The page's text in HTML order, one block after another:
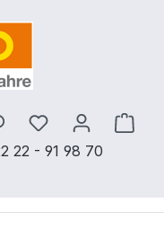
22 - 91 98 70
Du hast 0